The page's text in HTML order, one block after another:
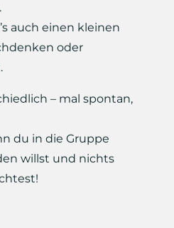
auch einen kleinen
oder
– mal spontan,
du in die Gruppe
willst und nichts